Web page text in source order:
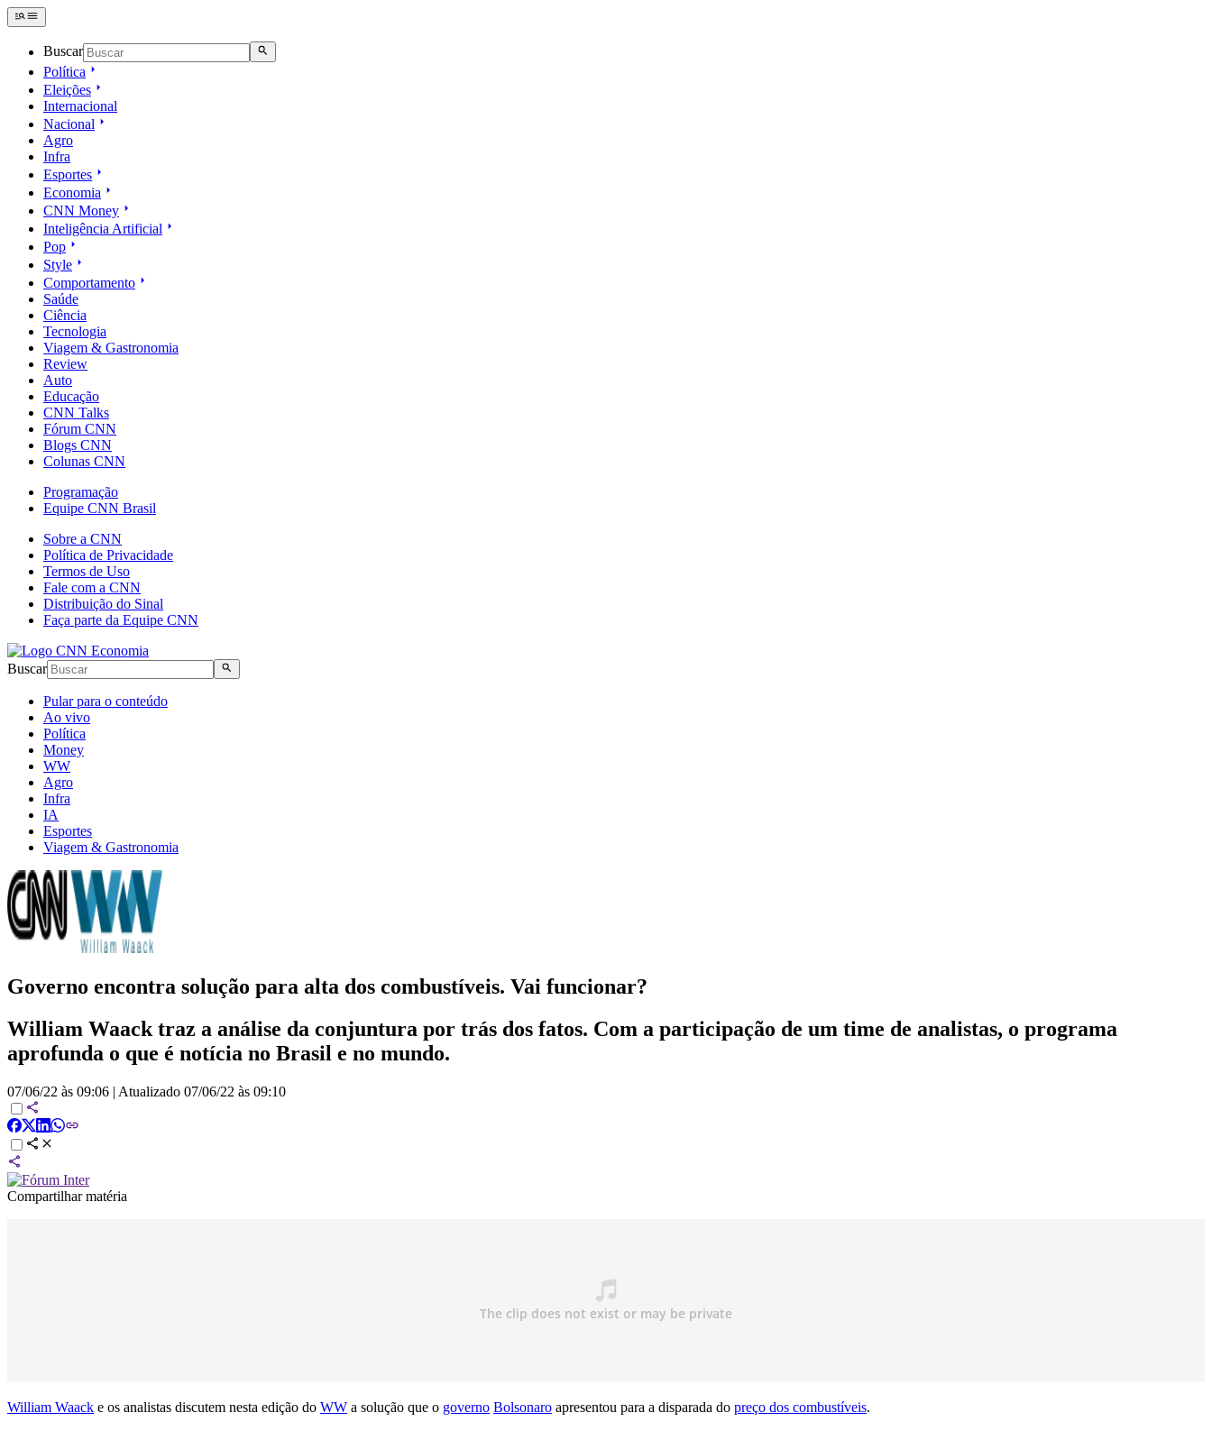
Buscar
Política
Eleições
Internacional
Nacional
Agro
Infra
Esportes
Economia
CNN Money
Inteligência Artificial
Pop
Style
Comportamento
Saúde
Ciência
Tecnologia
Viagem & Gastronomia
Review
Auto
Educação
CNN Talks
Fórum CNN
Blogs CNN
Colunas CNN
Programação
Equipe CNN Brasil
Sobre a CNN
Política de Privacidade
Termos de Uso
Fale com a CNN
Distribuição do Sinal
Faça parte da Equipe CNN
Buscar
Pular para o conteúdo
Ao vivo
Política
Money
WW
Agro
Infra
IA
Esportes
Viagem & Gastronomia
Governo encontra solução para alta dos combustíveis. Vai funcionar?
William Waack traz a análise da conjuntura por trás dos fatos. Com a participação de um time de analistas, o programa
aprofunda o que é notícia no Brasil e no mundo.
07/06/22 às 09:06 | Atualizado 07/06/22 às 09:10
Compartilhar matéria
William Waack e os analistas discutem nesta edição do WW a solução que o governo Bolsonaro apresentou para a disparada do preço dos combustíveis.